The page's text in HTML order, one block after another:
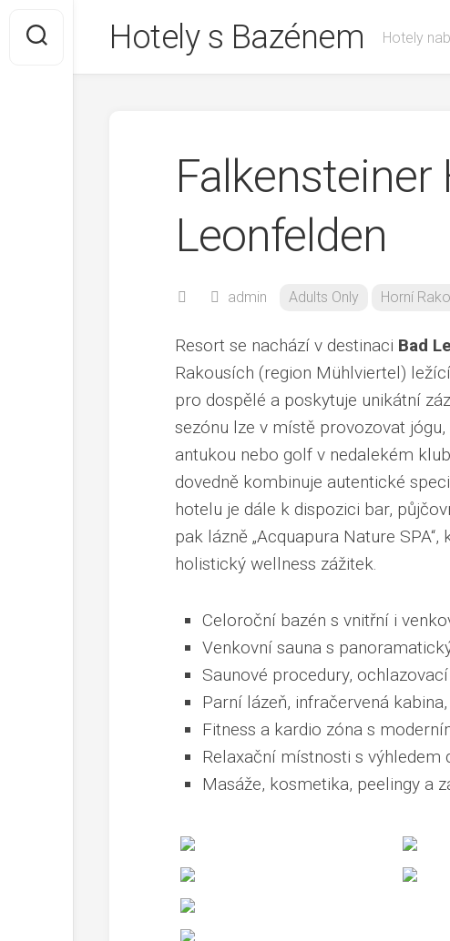
content
Hotely s Bazénem Hotely
Falkensteiner
Leonfelden
admin Adults Only Horní
Resort se nachází v destinaci Bad
Rakousích (region Mühlviertel)
pro dospělé a poskytuje unikátní
sezónu lze v místě provozovat
antukou nebo golf v nedalekém
dovedně kombinuje autentické
hotelu je dále k dispozici bar,
pak lázně „Acquapura Nature
holistický wellness zážitek.
Celoroční bazén s vnitřní i
Venkovní sauna s
Saunové procedury,
Parní lázeň, infračervená
Fitness a kardio zóna s
Relaxační místnosti s výhledem
Masáže, kosmetika, peelingy a